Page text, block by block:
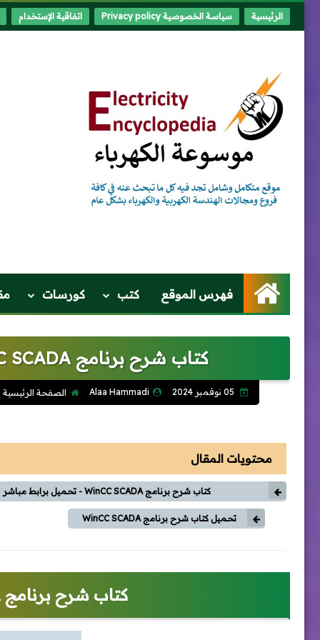
الرئيسية سياسة الخصوصية Privacy policy اتفاقية الإستخدام
الرئيسية
فهرس الموقع كتب كورسات
كتاب شرح برنامج WinCC SCADA - تحميل برابط مباشر pdf
Alaa Hammadi الصفحة الرئيسية
محتويات المقال
كتاب شرح برنامج WinCC SCADA - تحميل برابط مباشر
تحميل كتاب شرح برنامج WinCC SCADA
كتاب شرح برنامج WinCC SCADA - تحميل برابط مباشر